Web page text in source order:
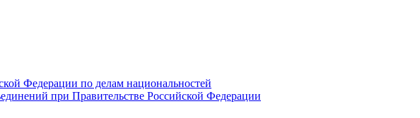
Федерации по делам национальностей
при Правительстве Российской Федерации